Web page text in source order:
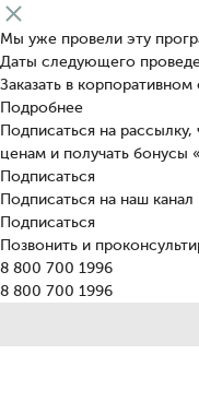
Мы уже провели эту
Даты следующего
Заказать в
Подробнее
Подписаться на
ценам и получать бонусы
Подписаться
Подписаться на наш канал
Подписаться
Позвонить и
8 800 700 1996
8 800 700 1996